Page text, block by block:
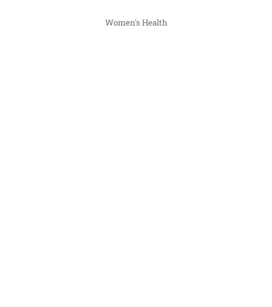
Women's Health